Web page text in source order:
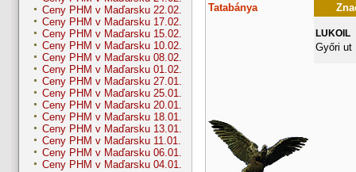
Ceny PHM v Maďarsku 22.02.
Ceny PHM v Maďarsku 17.02.
Ceny PHM v Maďarsku 15.02.
Ceny PHM v Maďarsku 10.02.
Ceny PHM v Maďarsku 08.02.
Ceny PHM v Maďarsku 01.02.
Ceny PHM v Maďarsku 27.01.
Ceny PHM v Maďarsku 25.01.
Ceny PHM v Maďarsku 20.01.
Ceny PHM v Maďarsku 18.01.
Ceny PHM v Maďarsku 13.01.
Ceny PHM v Maďarsku 11.01.
Ceny PHM v Maďarsku 06.01.
Ceny PHM v Maďarsku 04.01.
Tatabánya
LUKOIL
Győri ut